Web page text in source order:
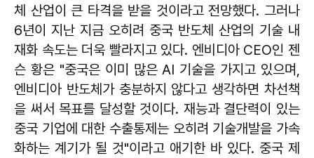
체 산업이 큰 타격을 받을 것이라고 전망했다. 그러나
6년이 지난 지금 오히려 중국 반도체 산업의 기술 내
재화 속도는 더욱 빨라지고 있다. 엔비디아 CEO인 젠
슨 황은 "중국은 이미 많은 AI 기술을 가지고 있으며,
엔비디아 반도체가 충분하지 않다고 생각하면 차선책
을 써서 목표를 달성할 것이다. 재능과 결단력이 있는
중국 기업에 대한 수출통제는 오히려 기술개발을 가속
화하는 계기가 될 것"이라고 애기한 바 있다. 중국 제